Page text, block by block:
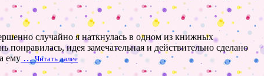
случайно я наткнулась в одном из книжных
идея замечательная и действительно сделано
ему …Читать далее